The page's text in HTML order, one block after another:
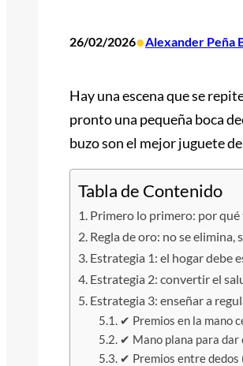
26/02/2026•Alexander Peña
Hay una escena que se
pronto una pequeña boca
buzo son el mejor juguete
Tabla de Contenido
Primero lo primero: por
Regla de oro: no se elimina,
Estrategia 1: el hogar debe
Estrategia 2: convertir el
Estrategia 3: enseñar a
✔ Premios en la mano
✔ Mano plana para dar
✔ Premios entre dedos